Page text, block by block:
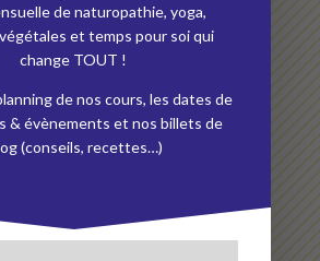
★★★★★
pas à un yoga dans lequel il n’y a
le pire, c’est que même sans effort, ça
de naturopathie, yoga,
et temps pour soi qui
change TOUT !
de nos cours, les dates de
& évènements et nos billets de
(conseils, recettes…)